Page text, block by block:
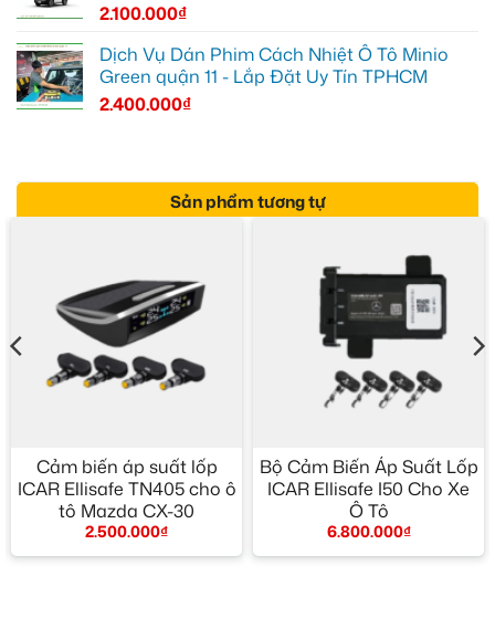
2.100.000₫
Dịch Vụ Dán Phim Cách Nhiệt Ô Tô Minio
Green quận 11 - Lắp Đặt Uy Tín TPHCM
2.400.000₫
Sản phẩm tương tự
Cảm biến áp suất lốp
ICAR Ellisafe TN405 cho ô
tô Mazda CX-30
2.500.000₫
Bộ Cảm Biến Áp Suất Lốp
ICAR Ellisafe I50 Cho Xe
Ô Tô
6.800.000₫